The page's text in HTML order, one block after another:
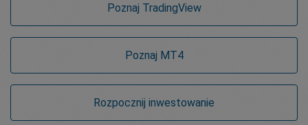
Poznaj TradingView
Poznaj MT4
Rozpocznij inwestowanie